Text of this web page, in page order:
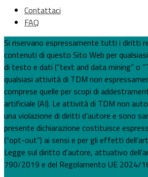
Contattaci
FAQ
Si riservano espressamente tutti i diritti
contenuti di questo Sito Web per
di testo e dati (“text and data mining” o
qualsiasi attività di TDM non
comprese quelle per scopi di
artificiale (AI). Le attività di TDM non
una violazione di diritti d’autore e sono
presente dichiarazione costituisce
(“opt-out”) ai sensi e per gli effetti
Legge sul diritto d'autore, attuativo
790/2019 e del Regolamento UE 2024/